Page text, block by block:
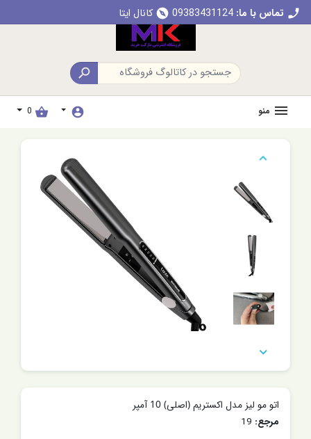
call تماس با ما: 09383431124
explore کانال ایتا

منو account_circle
shopping_basket
0


اتو مو لیز مدل اکستریم (اصلی) 10 آمپر
مرجع: